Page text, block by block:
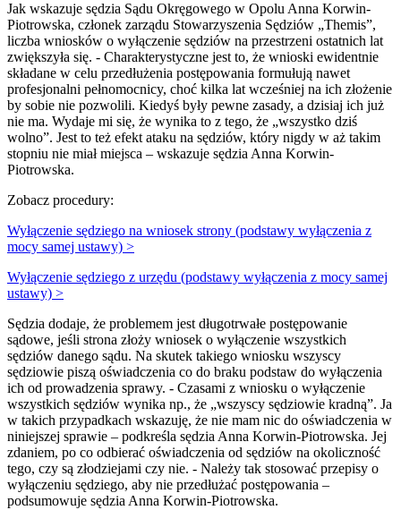
Jak wskazuje sędzia Sądu Okręgowego w Opolu Anna Korwin-
Piotrowska, członek zarządu Stowarzyszenia Sędziów „Themis”,
liczba wniosków o wyłączenie sędziów na przestrzeni ostatnich lat
zwiększyła się. - Charakterystyczne jest to, że wnioski ewidentnie
składane w celu przedłużenia postępowania formułują nawet
profesjonalni pełnomocnicy, choć kilka lat wcześniej na ich złożenie
by sobie nie pozwolili. Kiedyś były pewne zasady, a dzisiaj ich już
nie ma. Wydaje mi się, że wynika to z tego, że „wszystko dziś
wolno”. Jest to też efekt ataku na sędziów, który nigdy w aż takim
stopniu nie miał miejsca – wskazuje sędzia Anna Korwin-
Piotrowska.
Zobacz procedury:
Wyłączenie sędziego na wniosek strony (podstawy wyłączenia z
mocy samej ustawy) >
Wyłączenie sędziego z urzędu (podstawy wyłączenia z mocy samej
ustawy) >
Sędzia dodaje, że problemem jest długotrwałe postępowanie
sądowe, jeśli strona złoży wniosek o wyłączenie wszystkich
sędziów danego sądu. Na skutek takiego wniosku wszyscy
sędziowie piszą oświadczenia co do braku podstaw do wyłączenia
ich od prowadzenia sprawy. - Czasami z wniosku o wyłączenie
wszystkich sędziów wynika np., że „wszyscy sędziowie kradną”. Ja
w takich przypadkach wskazuję, że nie mam nic do oświadczenia w
niniejszej sprawie – podkreśla sędzia Anna Korwin-Piotrowska. Jej
zdaniem, po co odbierać oświadczenia od sędziów na okoliczność
tego, czy są złodziejami czy nie. - Należy tak stosować przepisy o
wyłączeniu sędziego, aby nie przedłużać postępowania –
podsumowuje sędzia Anna Korwin-Piotrowska.